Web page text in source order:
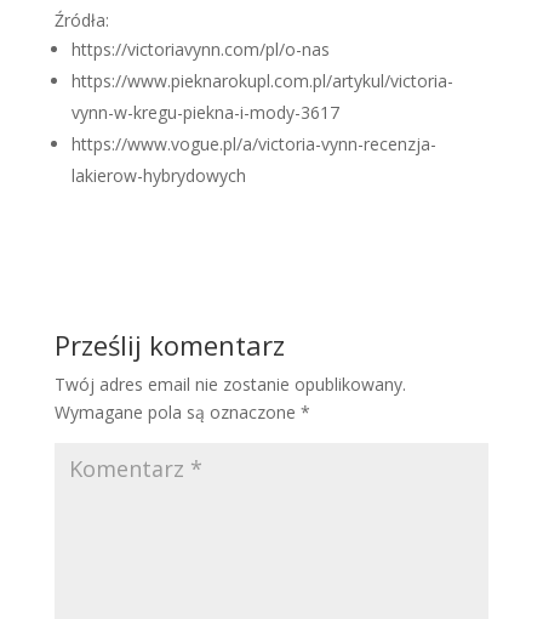
Źródła:
https://victoriavynn.com/pl/o-nas
https://www.pieknarokupl.com.pl/artykul/victoria-
vynn-w-kregu-piekna-i-mody-3617
https://www.vogue.pl/a/victoria-vynn-recenzja-
lakierow-hybrydowych
Prześlij komentarz
Twój adres email nie zostanie opublikowany.
Wymagane pola są oznaczone *